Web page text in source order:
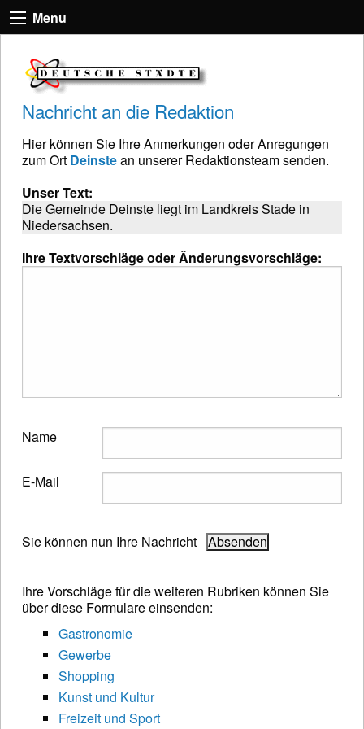
Menu
Nachricht an die Redaktion
Hier können Sie Ihre Anmerkungen oder Anregungen
zum Ort Deinstean unserer Redaktionsteam senden.
Unser Text:
Die Gemeinde Deinste liegt im Landkreis Stade in
Niedersachsen.
Ihre Textvorschläge oder Änderungsvorschläge:
Name
E-Mail
Sie können nun Ihre Nachricht
Ihre Vorschläge für die weiteren Rubriken können Sie
über diese Formulare einsenden:
Gastronomie
Gewerbe
Shopping
Kunst und Kultur
Freizeit und Sport